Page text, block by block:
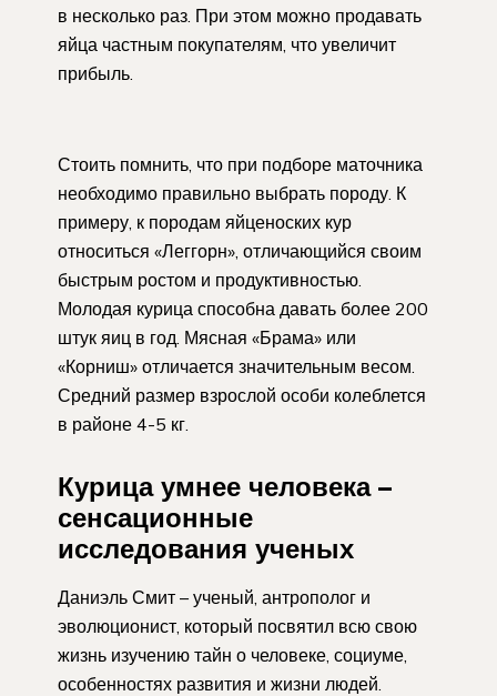
в несколько раз. При этом можно продавать
яйца частным покупателям, что увеличит
прибыль.
Стоить помнить, что при подборе маточника
необходимо правильно выбрать породу. К
примеру, к породам яйценоских кур
относиться «Леггорн», отличающийся своим
быстрым ростом и продуктивностью.
Молодая курица способна давать более 200
штук яиц в год. Мясная «Брама» или
«Корниш» отличается значительным весом.
Средний размер взрослой особи колеблется
в районе 4-5 кг.
Курица умнее человека –
сенсационные
исследования ученых
Даниэль Смит – ученый, антрополог и
эволюционист, который посвятил всю свою
жизнь изучению тайн о человеке, социуме,
особенностях развития и жизни людей.